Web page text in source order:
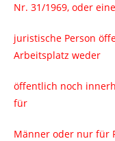
Nr. 31/1969, oder
juristische Person
Arbeitsplatz weder
öffentlich noch
für
Männer oder nur für